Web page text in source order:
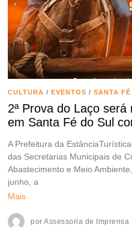
CULTURA / EVENTOS / SANTA
2ª Prova do Laço
em Santa Fé do Sul
A Prefeitura da
das Secretarias Municipais de
Abastecimento e Meio
junho, a
Mais
porAssessoria de Imprensa